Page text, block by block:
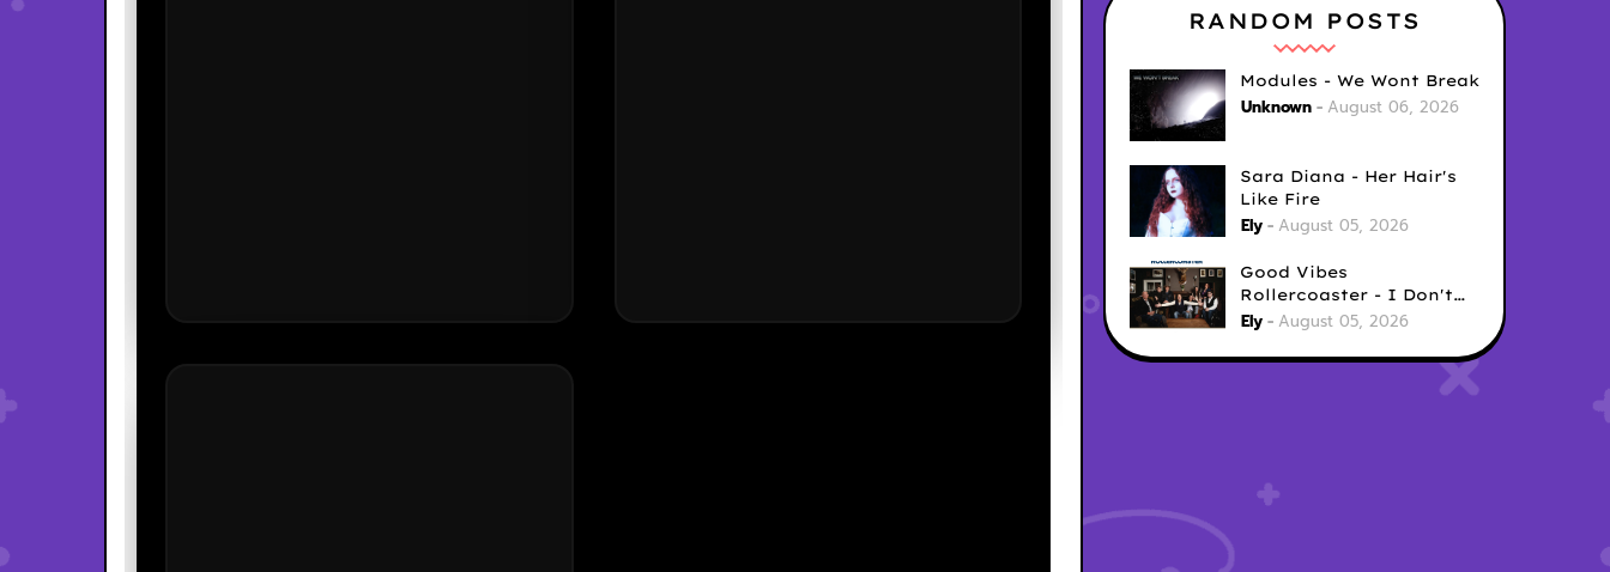
RANDOM POSTS
Modules - We Wont Break
Unknown August 06, 2026
Sara Diana - Her Hair's
Like Fire
Ely August 05, 2026
Good Vibes
Rollercoaster - I Don't
Care
Ely August 05, 2026